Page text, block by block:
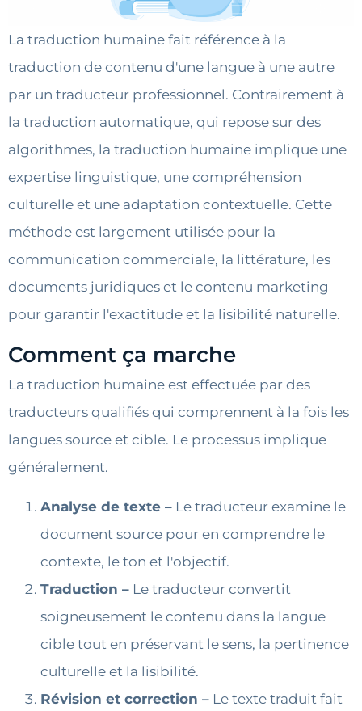
La traduction humaine fait référence à la
traduction de contenu d'une langue à une autre
par un traducteur professionnel. Contrairement à
la traduction automatique, qui repose sur des
algorithmes, la traduction humaine implique une
expertise linguistique, une compréhension
culturelle et une adaptation contextuelle. Cette
méthode est largement utilisée pour la
communication commerciale, la littérature, les
documents juridiques et le contenu marketing
pour garantir l'exactitude et la lisibilité naturelle.
Comment ça marche
La traduction humaine est effectuée par des
traducteurs qualifiés qui comprennent à la fois les
langues source et cible. Le processus implique
généralement.
Analyse de texte – Le traducteur examine le
document source pour en comprendre le
contexte, le ton et l'objectif.
Traduction – Le traducteur convertit
soigneusement le contenu dans la langue
cible tout en préservant le sens, la pertinence
culturelle et la lisibilité.
Révision et correction – Le texte traduit fait